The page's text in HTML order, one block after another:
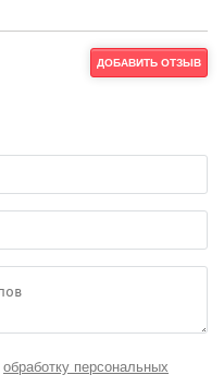
ДОБАВИТЬ ОТЗЫВ
обработку персональных